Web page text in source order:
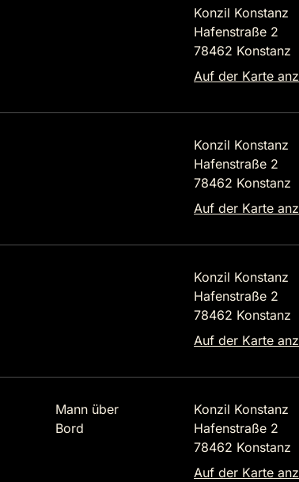
Konzil Konstanz
Hafenstraße 2
78462 Konstanz
Auf der Karte
Konzil Konstanz
Hafenstraße 2
78462 Konstanz
Auf der Karte
Konzil Konstanz
Hafenstraße 2
78462 Konstanz
Auf der Karte
Mann über
Bord
Konzil Konstanz
Hafenstraße 2
78462 Konstanz
Auf der Karte